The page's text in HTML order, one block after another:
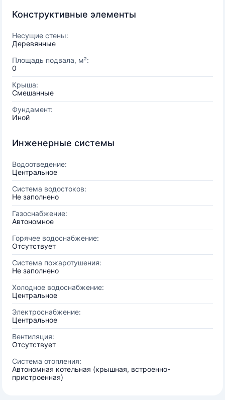
Конструктивные элементы
Несущие стены:
Деревянные
Площадь подвала, м²:
0
Крыша:
Смешанные
Фундамент:
Иной
Инженерные системы
Водоотведение:
Центральное
Система водостоков:
Не заполнено
Газоснабжение:
Автономное
Горячее водоснабжение:
Отсутствует
Система пожаротушения:
Не заполнено
Холодное водоснабжение:
Центральное
Электроснабжение:
Центральное
Вентиляция:
Отсутствует
Система отопления:
Автономная котельная (крышная, встроенно-
пристроенная)